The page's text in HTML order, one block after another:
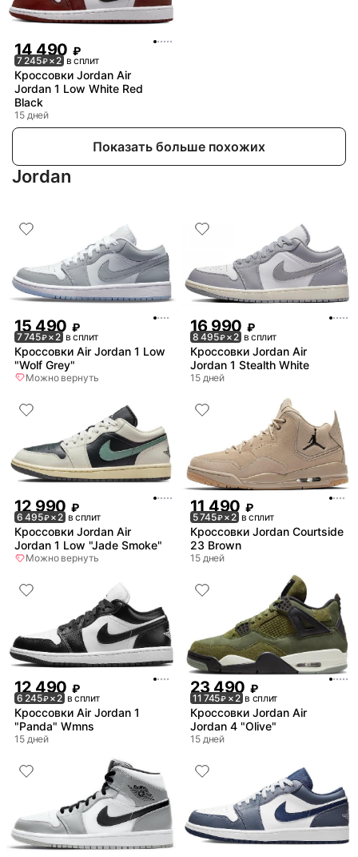
14 490 ₽
7 245₽× 2 в сплит
Кроссовки Jordan Air
Jordan 1 Low White Red
Black
15 дней
Показать больше похожих
Jordan
15 490 ₽
7 745₽× 2 в сплит
Кроссовки Air Jordan 1 Low
"Wolf Grey"
Можно вернуть
16 990 ₽
8 495₽× 2 в сплит
Кроссовки Jordan Air
Jordan 1 Stealth White
15 дней
12 990 ₽
6 495₽× 2 в сплит
Кроссовки Jordan Air
Jordan 1 Low "Jade Smoke"
Можно вернуть
11 490 ₽
5 745₽× 2 в сплит
Кроссовки Jordan Courtside
23 Brown
15 дней
12 490 ₽
6 245₽× 2 в сплит
Кроссовки Air Jordan 1
"Panda" Wmns
15 дней
23 490 ₽
11 745₽ × 2 в сплит
Кроссовки Jordan Air
Jordan 4 "Olive"
15 дней